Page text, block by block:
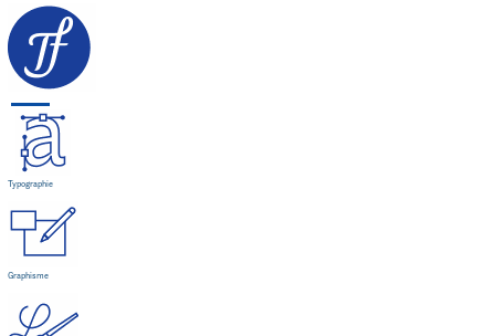
Typographie
Graphisme